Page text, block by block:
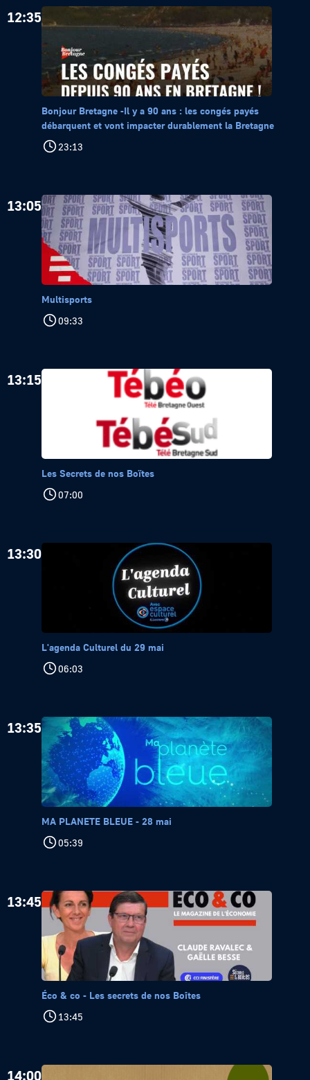
12:35
Bonjour Bretagne -Il y a 90 ans : les congés payés
débarquent et vont impacter durablement la Bretagne
23:13
13:05
Multisports
09:33
13:15
Les Secrets de nos Boïtes
07:00
13:30
L'agenda Culturel du 29 mai
06:03
13:35
MA PLANETE BLEUE - 28 mai
05:39
13:45
Éco & co - Les secrets de nos Boîtes
13:45
14:00